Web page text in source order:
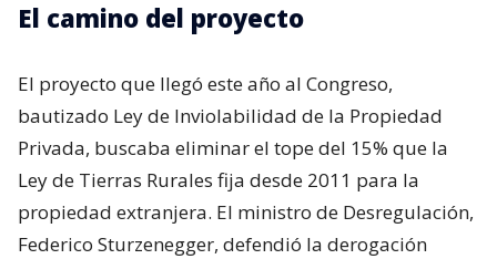
El camino del proyecto
El proyecto que llegó este año al Congreso,
bautizado Ley de Inviolabilidad de la Propiedad
Privada, buscaba eliminar el tope del 15% que la
Ley de Tierras Rurales fija desde 2011 para la
propiedad extranjera. El ministro de Desregulación,
Federico Sturzenegger, defendió la derogación